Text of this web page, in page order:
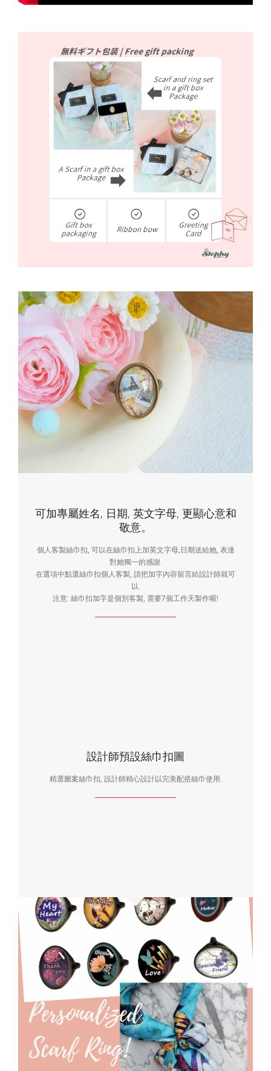
可加專屬姓名, 日期, 英文字母, 更顯心意和
敬意。
個人客製絲巾扣, 可以在絲巾扣上加英文字母,日期送給她, 表達
對她獨一的感謝.
在選項中點選絲巾扣個人客製, 請把加字內容留言給設計師就可
以.
注意: 絲巾扣加字是個別客製, 需要7個工作天製作喔!
設計師預設絲巾扣圖
精選圖案絲巾扣, 設計師精心設計以完美配搭絲巾使用.